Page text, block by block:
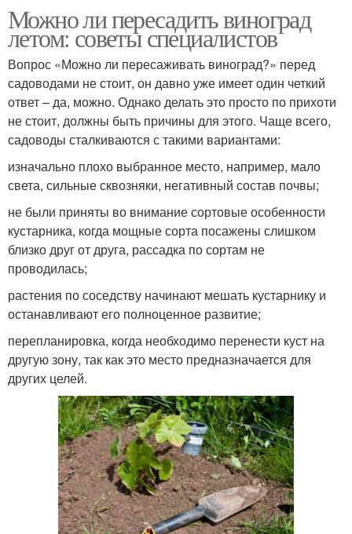
Можно ли пересадить виноград
летом: советы специалистов
Вопрос «Можно ли пересаживать виноград?» перед
садоводами не стоит, он давно уже имеет один четкий
ответ – да, можно. Однако делать это просто по прихоти
не стоит, должны быть причины для этого. Чаще всего,
садоводы сталкиваются с такими вариантами:
изначально плохо выбранное место, например, мало
света, сильные сквозняки, негативный состав почвы;
не были приняты во внимание сортовые особенности
кустарника, когда мощные сорта посажены слишком
близко друг от друга, рассадка по сортам не
проводилась;
растения по соседству начинают мешать кустарнику и
останавливают его полноценное развитие;
перепланировка, когда необходимо перенести куст на
другую зону, так как это место предназначается для
других целей.